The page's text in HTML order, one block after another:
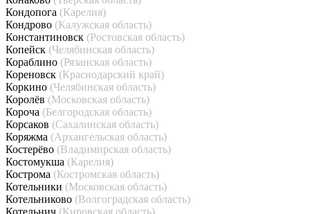
Кондопога (Карелия)
Кондрово (Калужская область)
Константиновск (Ростовская область)
Копейск (Челябинская область)
Кораблино (Рязанская область)
Кореновск (Краснодарский край)
Коркино (Челябинская область)
Королёв (Московская область)
Короча (Белгородская область)
Корсаков (Сахалинская область)
Коряжма (Архангельская область)
Костерёво (Владимирская область)
Костомукша (Карелия)
Кострома (Костромская область)
Котельники (Московская область)
Котельниково (Волгоградская область)